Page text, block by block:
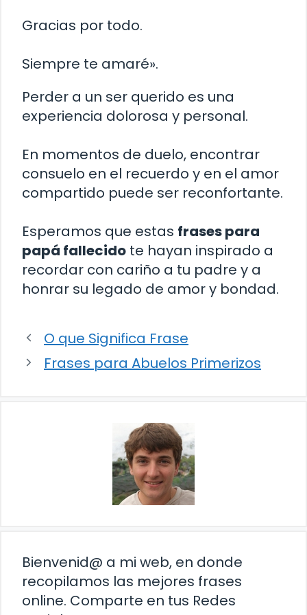
Gracias por todo.
Siempre te amaré».
Perder a un ser querido es una
experiencia dolorosa y personal.
En momentos de duelo, encontrar
consuelo en el recuerdo y en el amor
compartido puede ser reconfortante.
Esperamos que estas frases para
papá fallecido te hayan inspirado a
recordar con cariño a tu padre y a
honrar su legado de amor y bondad.
O que Significa Frase
Frases para Abuelos Primerizos
Bienvenid@ a mi web, en donde
recopilamos las mejores frases
online. Comparte en tus Redes